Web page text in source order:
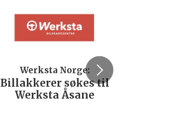
Werksta Norge:
Billakkerer søkes til
Werksta Åsane